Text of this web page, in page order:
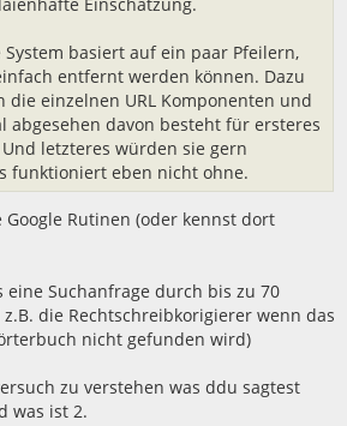
System basiert auf ein paar Pfeilern,
entfernt werden können. Dazu
die einzelnen URL Komponenten und
abgesehen davon besteht für ersteres
letzteres würden sie gern
funktioniert eben nicht ohne.
Rutinen (oder kennst dort
eine Suchanfrage durch bis zu 70
die Rechtschreibkorigierer wenn das
nicht gefunden wird)
zu verstehen was ddu sagtest
was ist 2.